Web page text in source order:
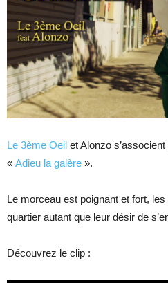
Le 3ème Oeil et Alonzo
« Adieu la galère ».
Le morceau est poignant et fort,
quartier autant que leur désir de
Découvrez le clip :